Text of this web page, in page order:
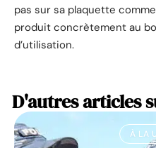
pas sur sa plaquette
produit concrètement au
d’utilisation.
D'autres articles
À LA